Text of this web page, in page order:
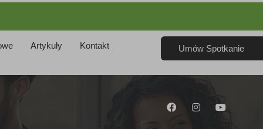
Artykuły Kontakt Umów Spotkanie